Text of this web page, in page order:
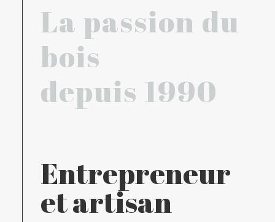
La passion du
bois
depuis 1990
Entrepreneur
et artisan